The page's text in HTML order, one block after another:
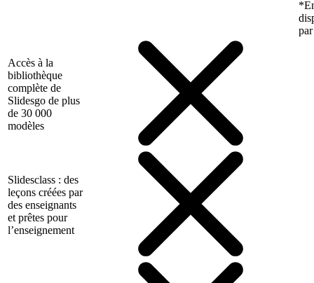
Accès à la
bibliothèque
complète de
Slidesgo de plus
de 30 000
modèles
Slidesclass : des
leçons créées par
des enseignants
et prêtes pour
l’enseignement